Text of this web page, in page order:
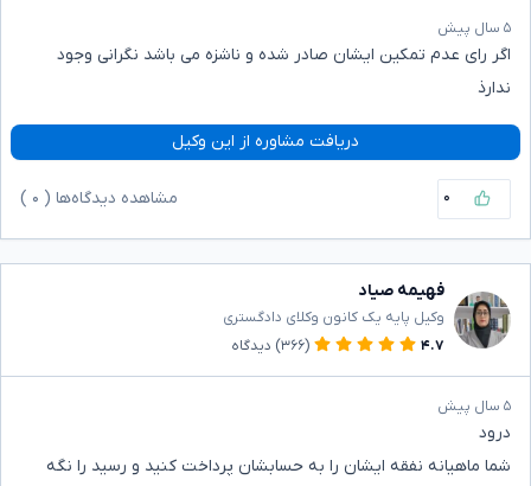
۵ سال پیش
اگر رای عدم تمکین ایشان صادر شده و ناشزه می باشد نگرانی وجود
ندارذ
دریافت مشاوره از این وکیل
۰ مشاهده دیدگاه‌ها ( ۰
فهیمه صیاد
وکیل پایه یک کانون وکلای دادگستری
۴.۷
(۳۶۶) دیدگاه
۵ سال پیش
درود
شما ماهیانه نفقه ایشان را به حسابشان پرداخت کنید و رسید را نگه